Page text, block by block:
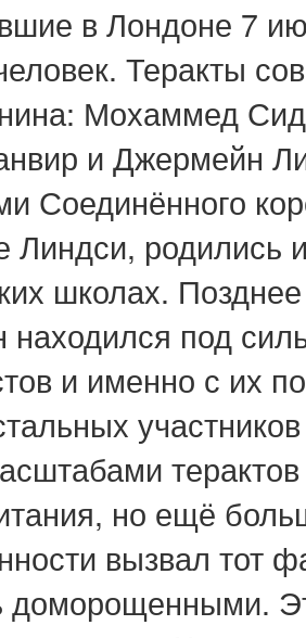
в Лондоне 7
Теракты
Мохаммед
и Джермейн
Соединённого
Линдси, родились
школах.
находился под
и именно с их
но ещё
вызвал тот
доморощенными.